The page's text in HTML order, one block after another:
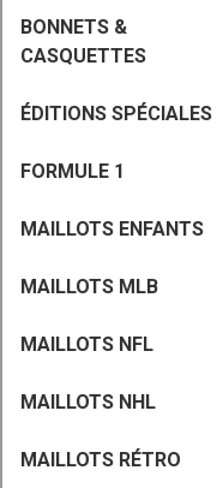
BONNETS &
CASQUETTES
ÉDITIONS SPÉCIALES
FORMULE 1
MAILLOTS ENFANTS
MAILLOTS MLB
MAILLOTS NFL
MAILLOTS NHL
MAILLOTS RÉTRO